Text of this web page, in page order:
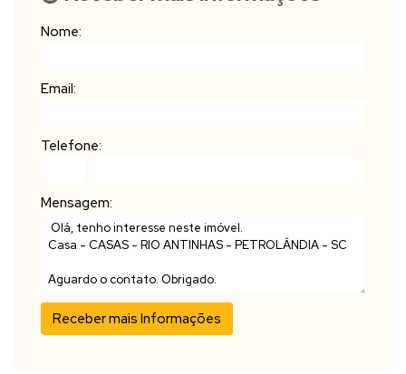
Nome:
Email:
Telefone:
Mensagem: